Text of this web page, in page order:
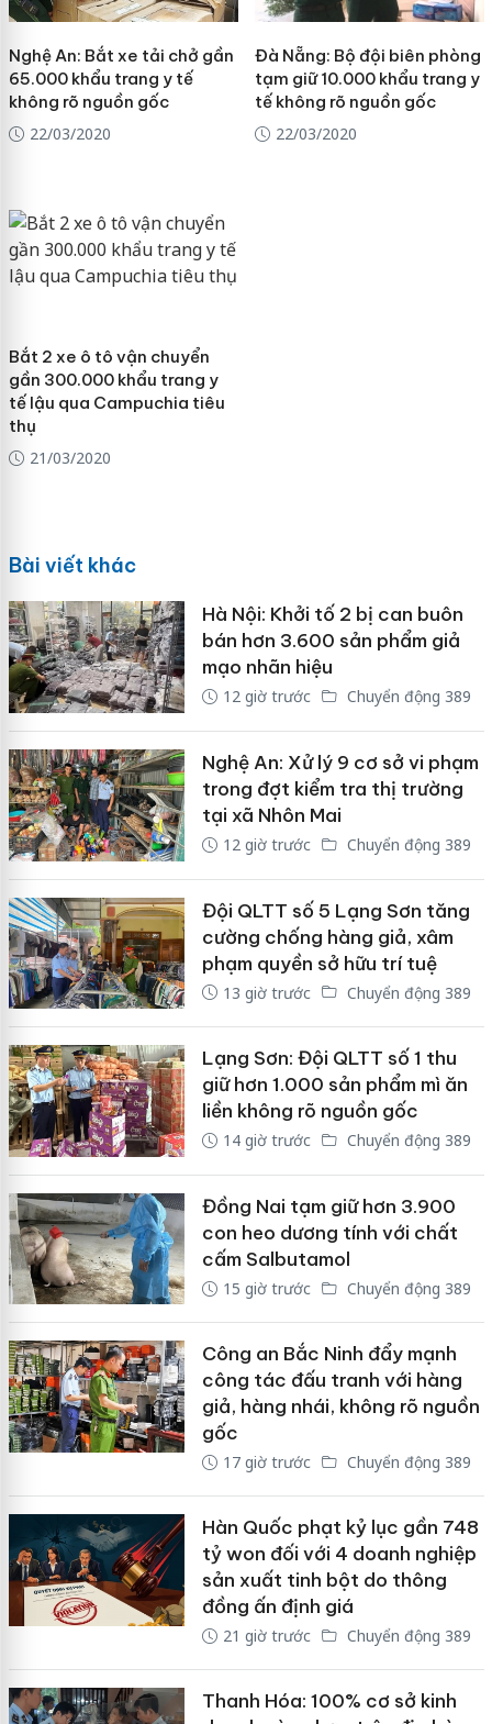
Nghệ An: Bắt xe tải chở gần
65.000 khẩu trang y tế
không rõ nguồn gốc
22/03/2020
Đà Nẵng: Bộ đội biên phòng
tạm giữ 10.000 khẩu trang y
tế không rõ nguồn gốc
22/03/2020
Bắt 2 xe ô tô vận chuyển
gần 300.000 khẩu trang y
tế lậu qua Campuchia tiêu
thụ
21/03/2020
Bài viết khác
Hà Nội: Khởi tố 2 bị can buôn
bán hơn 3.600 sản phẩm giả
mạo nhãn hiệu
12 giờ trước Chuyển động 389
Nghệ An: Xử lý 9 cơ sở vi phạm
trong đợt kiểm tra thị trường
tại xã Nhôn Mai
12 giờ trước Chuyển động 389
Đội QLTT số 5 Lạng Sơn tăng
cường chống hàng giả, xâm
phạm quyền sở hữu trí tuệ
13 giờ trước Chuyển động 389
Lạng Sơn: Đội QLTT số 1 thu
giữ hơn 1.000 sản phẩm mì ăn
liền không rõ nguồn gốc
14 giờ trước Chuyển động 389
Đồng Nai tạm giữ hơn 3.900
con heo dương tính với chất
cấm Salbutamol
15 giờ trước Chuyển động 389
Công an Bắc Ninh đẩy mạnh
công tác đấu tranh với hàng
giả, hàng nhái, không rõ nguồn
gốc
17 giờ trước Chuyển động 389
Hàn Quốc phạt kỷ lục gần 748
tỷ won đối với 4 doanh nghiệp
sản xuất tinh bột do thông
đồng ấn định giá
21 giờ trước Chuyển động 389
Thanh Hóa: 100% cơ sở kinh